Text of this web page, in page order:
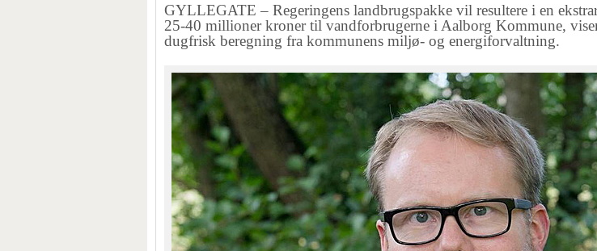
GYLLEGATE – Regeringens landbrugspakke vil resultere i en
25-40 millioner kroner til vandforbrugerne i Aalborg Kommune,
dugfrisk beregning fra kommunens miljø- og energiforvaltning.